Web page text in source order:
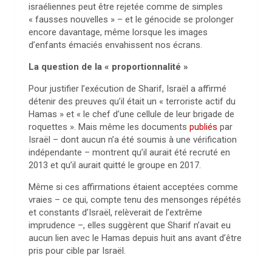
israéliennes peut être rejetée comme de simples
« fausses nouvelles » – et le génocide se prolonger
encore davantage, même lorsque les images
d’enfants émaciés envahissent nos écrans.
La question de la « proportionnalité »
Pour justifier l’exécution de Sharif, Israël a affirmé
détenir des preuves qu’il était un « terroriste actif du
Hamas » et « le chef d’une cellule de leur brigade de
roquettes ». Mais même les documents publiés par
Israël – dont aucun n’a été soumis à une vérification
indépendante – montrent qu’il aurait été recruté en
2013 et qu’il aurait quitté le groupe en 2017.
Même si ces affirmations étaient acceptées comme
vraies – ce qui, compte tenu des mensonges répétés
et constants d’Israël, relèverait de l’extrême
imprudence –, elles suggèrent que Sharif n’avait eu
aucun lien avec le Hamas depuis huit ans avant d’être
pris pour cible par Israël.